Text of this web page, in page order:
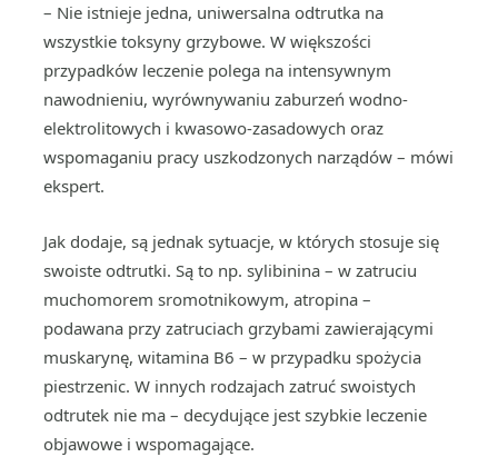
– Nie istnieje jedna, uniwersalna odtrutka na
wszystkie toksyny grzybowe. W większości
przypadków leczenie polega na intensywnym
nawodnieniu, wyrównywaniu zaburzeń wodno-
elektrolitowych i kwasowo-zasadowych oraz
wspomaganiu pracy uszkodzonych narządów – mówi
ekspert.
Jak dodaje, są jednak sytuacje, w których stosuje się
swoiste odtrutki. Są to np. sylibinina – w zatruciu
muchomorem sromotnikowym, atropina –
podawana przy zatruciach grzybami zawierającymi
muskarynę, witamina B6 – w przypadku spożycia
piestrzenic. W innych rodzajach zatruć swoistych
odtrutek nie ma – decydujące jest szybkie leczenie
objawowe i wspomagające.